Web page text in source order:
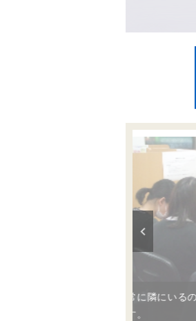
講師が常に隣にいるので、質問がし